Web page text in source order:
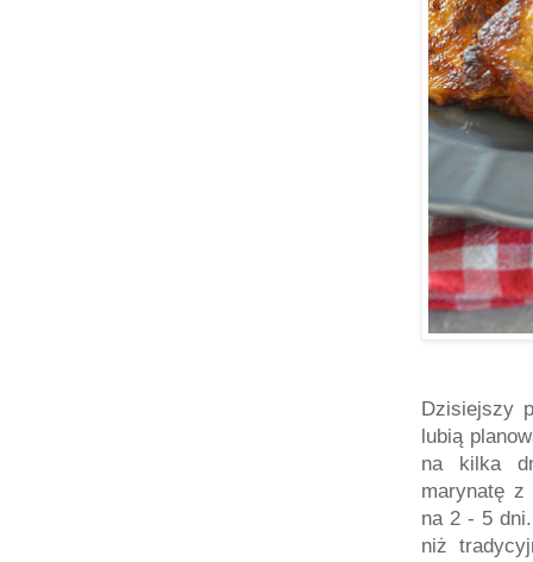
Dzisiejszy
lubią
na kilka
marynatę z
na 2 - 5
niż